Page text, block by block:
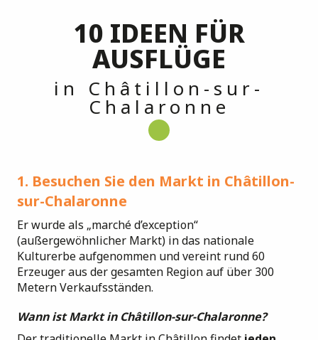
10 IDEEN FÜR
AUSFLÜGE
in Châtillon-sur-
Chalaronne
1. Besuchen Sie den Markt in Châtillon-
sur-Chalaronne
Er wurde als „marché d’exception“
(außergewöhnlicher Markt) in das nationale
Kulturerbe aufgenommen und vereint rund 60
Erzeuger aus der gesamten Region auf über 300
Metern Verkaufsständen.
Wann ist Markt in Châtillon-sur-Chalaronne?